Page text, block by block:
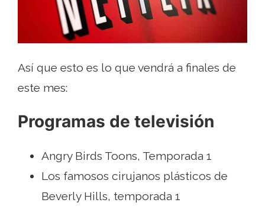
Así que esto es lo que vendrá a finales de
este mes:
Programas de televisión
Angry Birds Toons, Temporada 1
Los famosos cirujanos plásticos de
Beverly Hills, temporada 1